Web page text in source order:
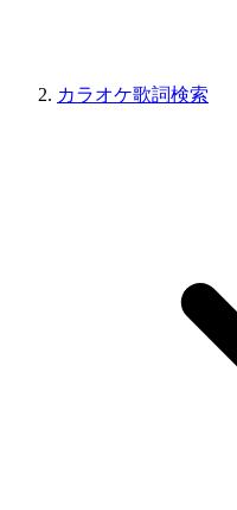
カラオケ歌詞検索